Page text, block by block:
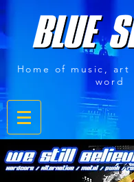
Home of music, art
word